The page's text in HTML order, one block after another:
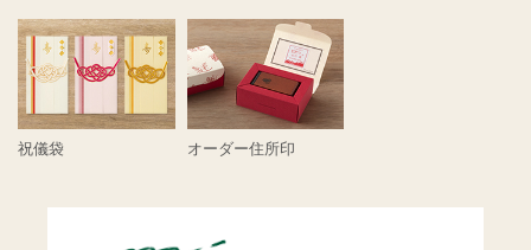
祝儀袋 オーダー住所印